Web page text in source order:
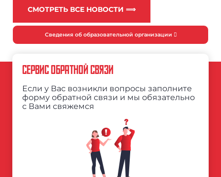
СМОТРЕТЬ ВСЕ НОВОСТИ ⟹
Сведения об образовательной организации
СЕРВИС ОБРАТНОЙ СВЯЗИ
Если у Вас возникли вопросы заполните
форму обратной связи и мы обязательно
с Вами свяжемся